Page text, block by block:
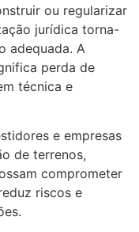
ou regularizar
jurídica torna-
adequada. A
perda de
técnica e
e empresas
de terrenos,
comprometer
riscos e